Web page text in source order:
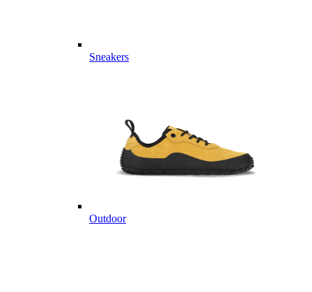
Sneakers
Outdoor